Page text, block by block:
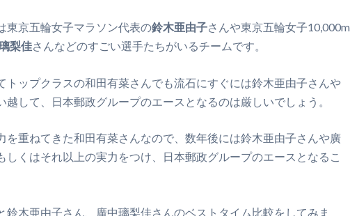
東京五輪女子マラソン代表の鈴木亜由子さんや東京五輪女子10,000m
梨佳さんなどのすごい選手たちがいるチームです。
トップクラスの和田有菜さんでも流石にすぐには鈴木亜由子さんや
越して、日本郵政グループのエースとなるのは厳しいでしょう。
を重ねてきた和田有菜さんなので、数年後には鈴木亜由子さんや廣
しくはそれ以上の実力をつけ、日本郵政グループのエースとなるこ
鈴木亜由子さん、廣中璃梨佳さんのベストタイム比較をしてみま